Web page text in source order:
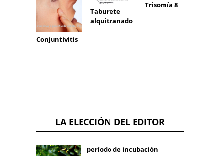
Conjuntivitis
Taburete
alquitranado
Trisomía 8
LA ELECCIÓN DEL EDITOR
período de incubación